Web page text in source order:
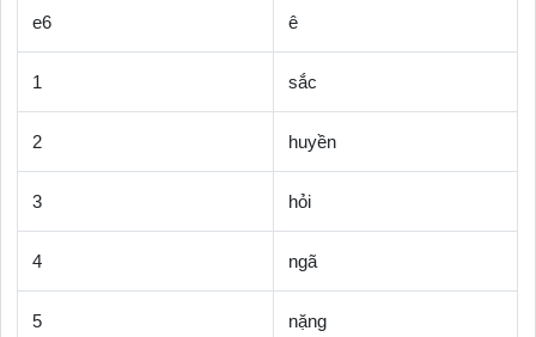
e6 ê
1 sắc
2 huyền
3 hỏi
4 ngã
5 nặng